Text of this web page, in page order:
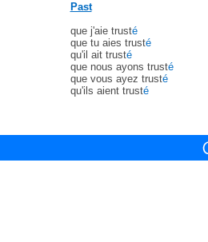
Past
que j'aie trusté
que tu aies trusté
qu'il ait trusté
que nous ayons trusté
que vous ayez trusté
qu'ils aient trusté